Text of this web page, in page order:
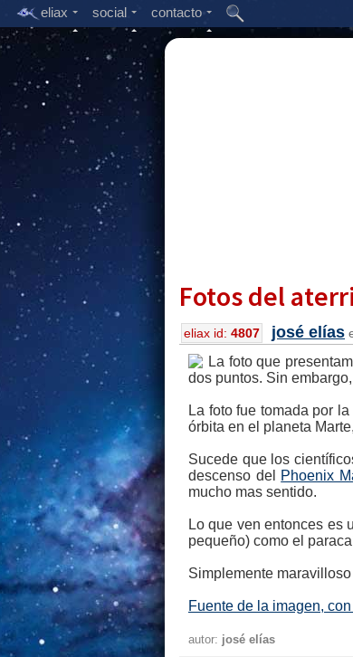
eliax social contacto
Fotos del
eliax id: 4807 josé elías
La foto que
dos puntos. Sin
La foto fue tomada por
órbita en el planeta
Sucede que los
descenso del
Phoenix
mucho mas sentido.
Lo que ven entonces es
pequeño) como el
Simplemente
Fuente de la imagen,
autor: josé elías